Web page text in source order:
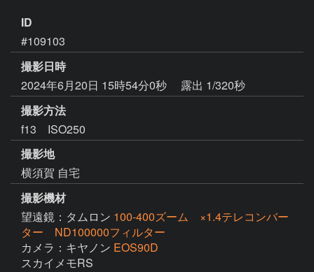
ID
#109103
撮影日時
2024年6月20日 15時54分0秒
露出 1/320秒
撮影方法
f13 ISO250
撮影地
横須賀 自宅
撮影機材
望遠鏡：タムロン 100-400ズーム ×1.4テレコンバー
ター ND100000フィルター
カメラ：キヤノン EOS90D
スカイメモRS